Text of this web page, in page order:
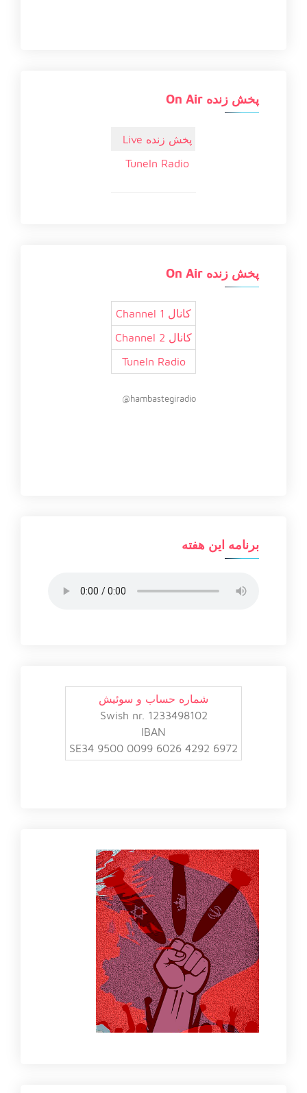
پخش زنده On Air
پخش زنده Live
TuneIn Radio
پخش زنده On Air
کانال 1 Channel
کانال 2 Channel
TuneIn Radio
hambastegiradio@
برنامه این هفته
شماره حساب و سوئیش
Swish nr. 1233498102
IBAN
SE34 9500 0099 6026 4292 6972